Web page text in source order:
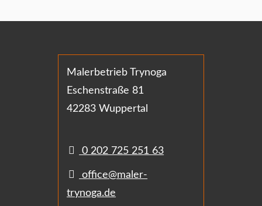
Malerbetrieb Trynoga
Eschenstraße 81
42283 Wuppertal
0 202 725 251 63
office@maler-
trynoga.de